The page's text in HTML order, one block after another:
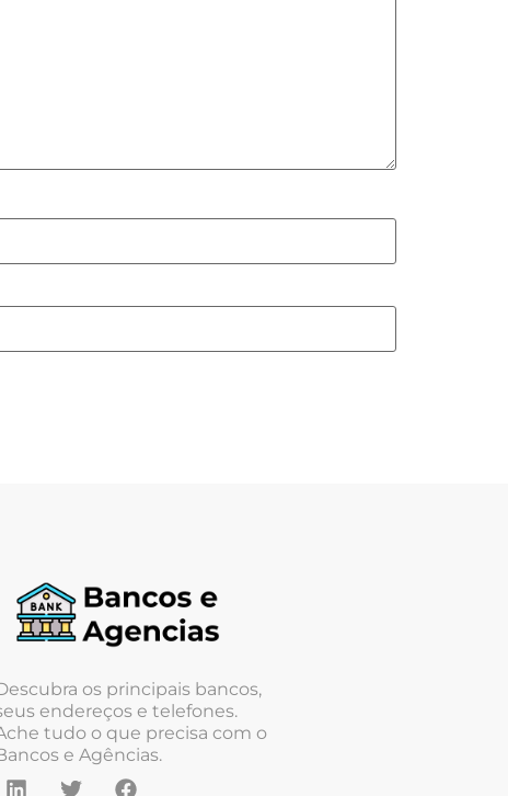
os principais bancos,
endereços e telefones.
tudo o que precisa com o
e Agências.